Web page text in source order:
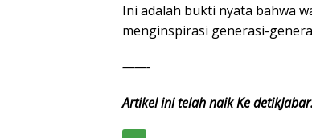
Ini adalah bukti nyata bahwa
menginspirasi generasi-
——-
Artikel ini telah naik Ke detikJabar.